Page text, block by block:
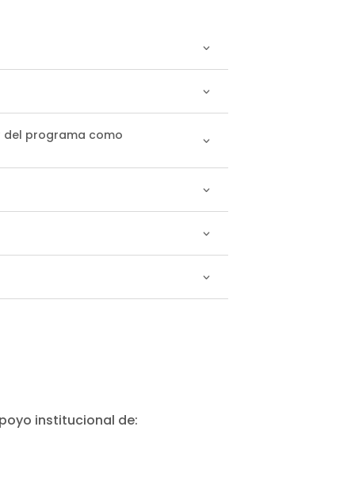
del programa como
institucional de: